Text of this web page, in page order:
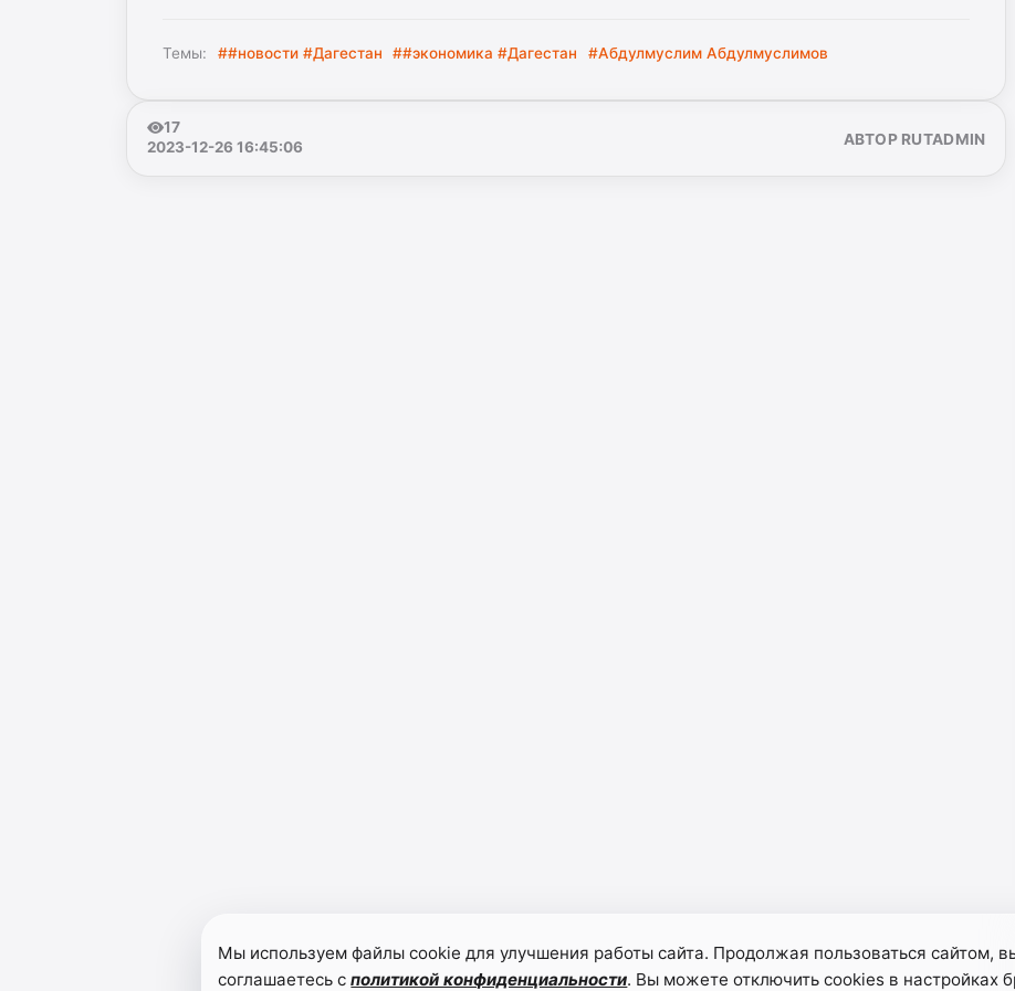
Темы: ##новости #Дагестан ##экономика #Дагестан #Абдулмуслим Абдулмуслимов
17
2023-12-26 16:45:06
АВТОР RUTADMIN
Мы используем файлы cookie для улучшения работы сайта. Продолжая пользоваться сайтом,
соглашаетесь сполитикой конфиденциальности. Вы можете отключить cookies в настройках